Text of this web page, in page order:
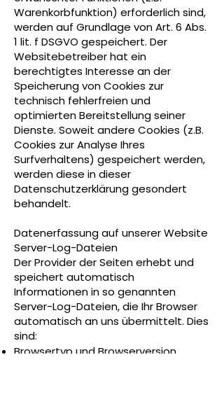
Warenkorbfunktion) erforderlich sind,
werden auf Grundlage von Art. 6 Abs.
1 lit. f DSGVO gespeichert. Der
Websitebetreiber hat ein
berechtigtes Interesse an der
Speicherung von Cookies zur
technisch fehlerfreien und
optimierten Bereitstellung seiner
Dienste. Soweit andere Cookies (z.B.
Cookies zur Analyse Ihres
Surfverhaltens) gespeichert werden,
werden diese in dieser
Datenschutzerklärung gesondert
behandelt.
Datenerfassung auf unserer Website
Server-Log-Dateien
Der Provider der Seiten erhebt und
speichert automatisch
Informationen in so genannten
Server-Log-Dateien, die Ihr Browser
automatisch an uns übermittelt. Dies
sind:
Browsertyp und Browserversion